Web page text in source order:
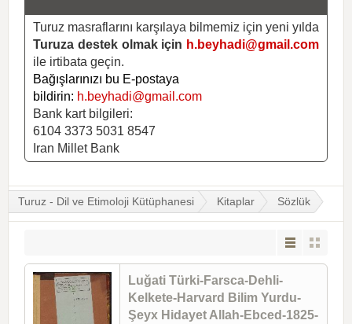
Turuz masraflarını karşılaya bilmemiz için yeni yılda
Turuza destek olmak için h.beyhadi@gmail.com
ile irtibata geçin.
Bağışlarınızı bu E-postaya
bildirin: h.beyhadi@gmail.com
Bank kart bilgileri:
6104 3373 5031 8547
Iran Millet Bank
Turuz - Dil ve Etimoloji Kütüphanesi Kitaplar Sözlük
Luğati Türki-Farsca-Dehli-
Kelkete-Harvard Bilim Yurdu-
Şeyx Hidayet Allah-Ebced-1825-